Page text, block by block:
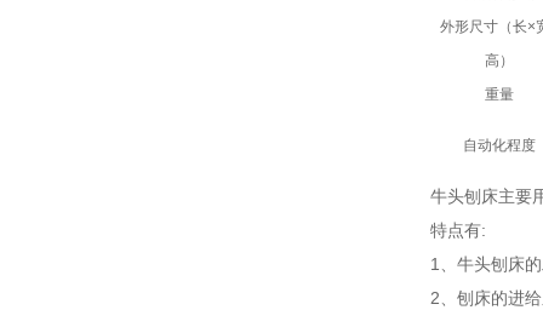
外形尺寸（长×
高）
重量
自动化程度
牛头刨床主要
特点有:
1、牛头刨床
2、刨床的进